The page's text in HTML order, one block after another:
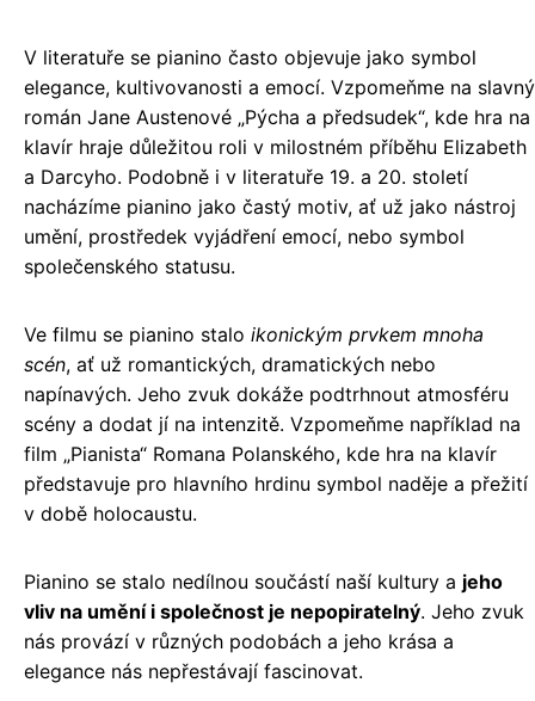
V literatuře se pianino často objevuje jako symbol
elegance, kultivovanosti a emocí. Vzpomeňme na slavný
román Jane Austenové „Pýcha a předsudek“, kde hra na
klavír hraje důležitou roli v milostném příběhu Elizabeth
a Darcyho. Podobně i v literatuře 19. a 20. století
nacházíme pianino jako častý motiv, ať už jako nástroj
umění, prostředek vyjádření emocí, nebo symbol
společenského statusu.
Ve filmu se pianino stalo ikonickým prvkem mnoha
scén, ať už romantických, dramatických nebo
napínavých. Jeho zvuk dokáže podtrhnout atmosféru
scény a dodat jí na intenzitě. Vzpomeňme například na
film „Pianista“ Romana Polanského, kde hra na klavír
představuje pro hlavního hrdinu symbol naděje a přežití
v době holocaustu.
Pianino se stalo nedílnou součástí naší kultury a jeho
vliv na umění i společnost je nepopiratelný. Jeho zvuk
nás provází v různých podobách a jeho krása a
elegance nás nepřestávají fascinovat.